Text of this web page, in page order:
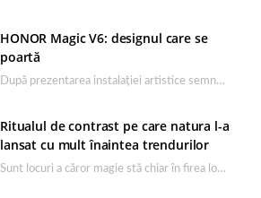
HONOR Magic V6: designul care se
poartă
După prezentarea instalației artistice semnată de Catrinel Săbăciag în cadrul evenimentului de lansare HONOR Magic…
Ritualul de contrast pe care natura l-a
lansat cu mult înaintea trendurilor
Sunt locuri a căror magie stă chiar în firea lor naturală, iar Lacul Ursu din…